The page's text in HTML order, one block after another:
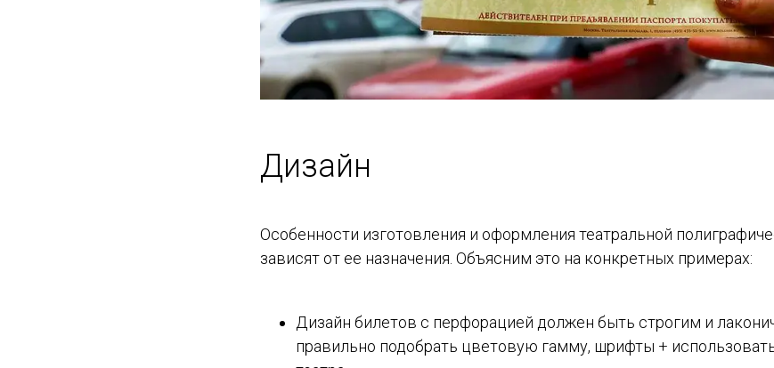
Дизайн
Особенности изготовления и оформления театральной
зависят от ее назначения. Объясним это на конкретных примерах:
Дизайн билетов с перфорацией должен быть строгим и
правильно подобрать цветовую гамму, шрифты +